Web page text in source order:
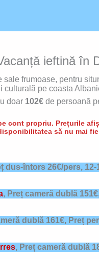
ieftină în
sale frumoase, pentru
culturală pe coasta
doar 102€de persoană
cont propriu. Prețurile
să nu mai
dus-întors 26€/pers, 12-
, Preț cameră dublă
dublă 161€, Preț
, Preț cameră dublă